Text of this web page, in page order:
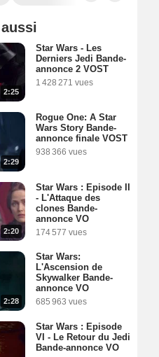
2:25
Star Wars - Les
Derniers Jedi Bande-
annonce 2 VOST
1 428 271 vues
2:29
Rogue One: A Star
Wars Story Bande-
annonce finale VOST
938 366 vues
2:20
Star Wars : Episode II
- L'Attaque des
clones Bande-
annonce VO
174 577 vues
2:28
Star Wars:
L'Ascension de
Skywalker Bande-
annonce VO
685 963 vues
Star Wars : Episode
VI - Le Retour du Jedi
Bande-annonce VO